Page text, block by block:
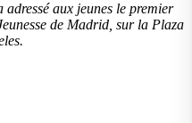
aux jeunes le premier
de Madrid, sur la Plaza